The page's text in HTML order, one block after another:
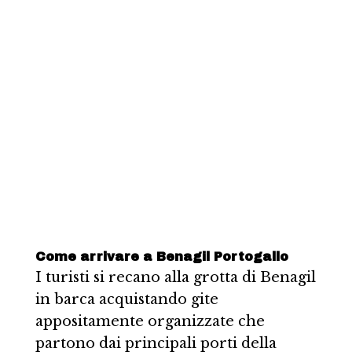
Come arrivare a Benagil Portogallo
I turisti si recano alla grotta di Benagil
in barca acquistando gite
appositamente organizzate che
partono dai principali porti della